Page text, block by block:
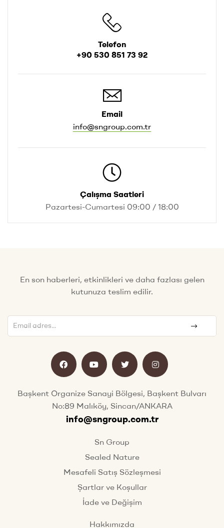
Telefon
+90 530 851 73 92
Email
info@sngroup.com.tr
Çalışma Saatleri
Pazartesi-Cumartesi 09:00 / 18:00
En son haberleri, etkinlikleri ve daha fazlası gelen
kutunuza teslim edilir.
Başkent Organize Sanayi Bölgesi, Başkent Bulvarı
No:89 Malıköy, Sincan/ANKARA
info@sngroup.com.tr
Sn Group
Sealed Nature
Mesafeli Satış Sözleşmesi
Şartlar ve Koşullar
İade ve Değişim
Hakkımızda